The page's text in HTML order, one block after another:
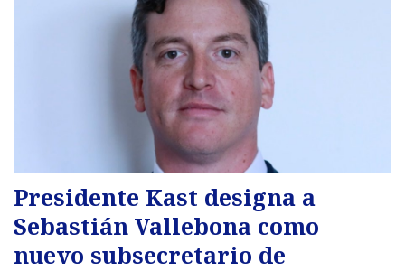
Presidente Kast designa a
Sebastián Vallebona como
nuevo subsecretario de